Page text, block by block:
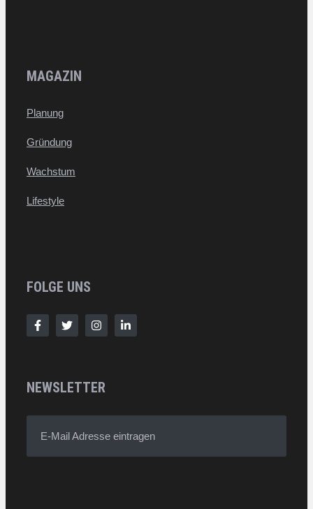
MAGAZIN
Planung
Gründung
Wachstum
Lifestyle
FOLGE UNS
NEWSLETTER
E-Mail Adresse eintragen